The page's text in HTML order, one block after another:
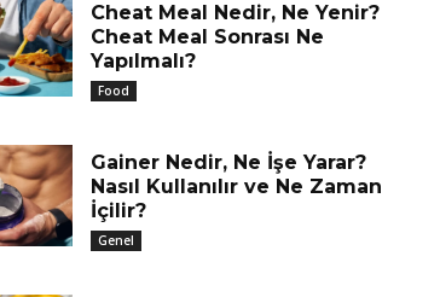
Cheat Meal Nedir, Ne Yenir?
Cheat Meal Sonrası Ne
Yapılmalı?
Food
Gainer Nedir, Ne İşe Yarar?
Nasıl Kullanılır ve Ne Zaman
İçilir?
Genel